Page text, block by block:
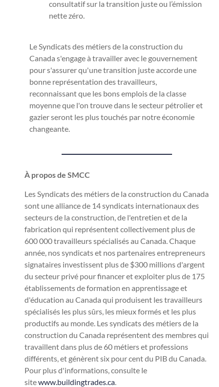
consultatif sur la transition juste ou l’émission
nette zéro.
Le Syndicats des métiers de la construction du
Canada s'engage à travailler avec le gouvernement
pour s'assurer qu'une transition juste accorde une
bonne représentation des travailleurs,
reconnaissant que les bons emplois de la classe
moyenne que l'on trouve dans le secteur pétrolier et
gazier seront les plus touchés par notre économie
changeante.
À propos de SMCC
Les Syndicats des métiers de la construction du Canada
sont une alliance de 14 syndicats internationaux des
secteurs de la construction, de l'entretien et de la
fabrication qui représentent collectivement plus de
600 000 travailleurs spécialisés au Canada. Chaque
année, nos syndicats et nos partenaires entrepreneurs
signataires investissent plus de $300 millions d'argent
du secteur privé pour financer et exploiter plus de 175
établissements de formation en apprentissage et
d'éducation au Canada qui produisent les travailleurs
spécialisés les plus sûrs, les mieux formés et les plus
productifs au monde. Les syndicats des métiers de la
construction du Canada représentent des membres qui
travaillent dans plus de 60 métiers et professions
différents, et génèrent six pour cent du PIB du Canada.
Pour plus d'informations, consulte le
sitewww.buildingtrades.ca